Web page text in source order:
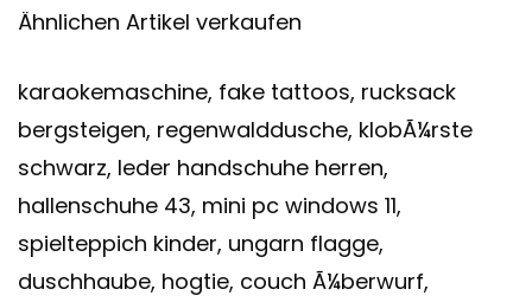
Ähnlichen Artikel verkaufen
karaokemaschine, fake tattoos, rucksack
bergsteigen, regenwalddusche, klobÃ¼rste
schwarz, leder handschuhe herren,
hallenschuhe 43, mini pc windows 11,
spielteppich kinder, ungarn flagge,
duschhaube, hogtie, couch Ã¼berwurf,